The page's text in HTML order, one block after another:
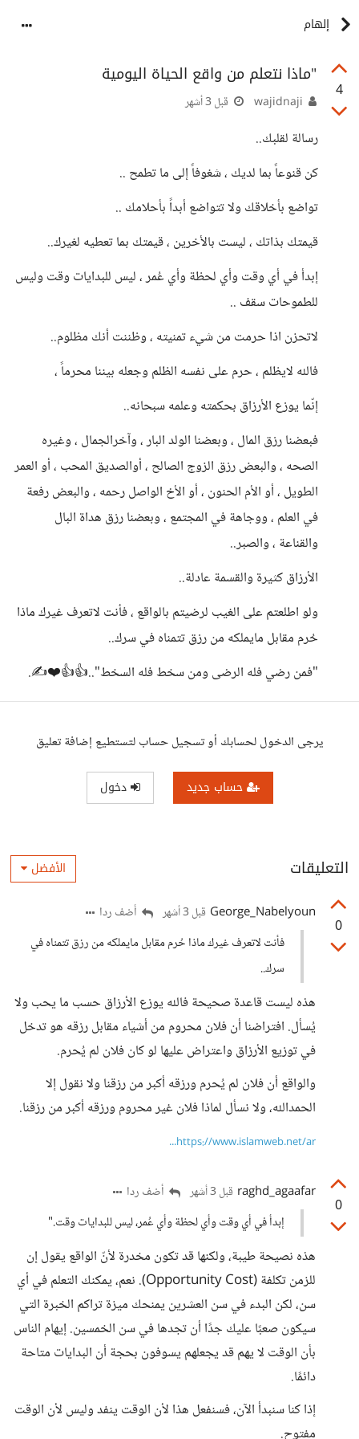
إلهام
4
"ماذا نتعلم من واقع الحياة اليومية
قبل 3 أشهر
رسالة لقلبك..
كن قنوعاً بما لديك ، شغوفاً إلى ما تطمح ..
تواضع بأخلاقك ولا تتواضع أبداً بأحلامك ..
قيمتك بذاتك ، ليست بالأخرين ، قيمتك بما تعطيه لغيرك..
إبدأ في أي وقت وأي لحظة وأي عُمر ، ليس للبدايات وقت وليس
للطموحات سقف ..
لاتحزن اذا حرمت من شيء تمنيته ، وظننت أنك مظلوم..
فالله لايظلم ، حرم على نفسه الظلم وجعله بيننا محرماً ،
إنّما يوزع الأرزاق بحكمته وعلمه سبحانه..
فبعضنا رزق المال ، وبعضنا الولد البار ، وآخرالجمال ، وغيره
الصحه ، والبعض رزق الزوج الصالح ، أوالصديق المحب ، أو العمر
الطويل ، أو الأم الحنون ، أو الأخ الواصل رحمه ، والبعض رفعة
في العلم ، ووجاهة في المجتمع ، وبعضنا رزق هداة البال
والقناعة ، والصبر..
الأرزاق كثيرة والقسمة عادلة..
ولو اطلعتم على الغيب لرضيتم بالواقع ، فأنت لاتعرف غيرك ماذا
حُرم مقابل مايملكه من رزق تتمناه في سرك..
"فمن رضي فله الرضى ومن سخط فله السخط"..👍👍❤️✍️.
يرجى الدخول لحسابك أو تسجيل حساب لتستطيع إضافة تعليق
حساب جديد دخول
التعليقات الأفضل
0
George_Nabelyoun قبل 3 أشهر
أضف ردا
فأنت لاتعرف غيرك ماذا حُرم مقابل مايملكه من رزق تتمناه في
سرك..
هذه ليست قاعدة صحيحة فالله يوزع الأرزاق حسب ما يحب ولا
يُسأل. افتراضنا أن فلان محروم من أشياء مقابل رزقه هو تدخل
في توزيع الأرزاق واعتراض عليها لو كان فلان لم يُحرم.
والواقع أن فلان لم يُحرم ورزقه أكبر من رزقنا ولا نقول إلا
الحمدالله، ولا نسأل لماذا فلان غير محروم ورزقه أكبر من رزقنا.
https://www.islamweb.net/ar...
0
raghd_agaafar قبل 3 أشهر
أضف ردا
إبدأ في أي وقت وأي لحظة وأي عُمر، ليس للبدايات وقت."
هذه نصيحة طيبة، ولكنها قد تكون مخدرة لأنّ الواقع يقول إن
للزمن تكلفة (Opportunity Cost). نعم، يمكنك التعلم في أي
سن، لكن البدء في سن العشرين يمنحك ميزة تراكم الخبرة التي
سيكون صعبًا عليك جدًا أن تجدها في سن الخمسين. إيهام الناس
بأن الوقت لا يهم قد يجعلهم يسوفون بحجة أن البدايات متاحة
دائمًا.
إذا كنا سنبدأ الآن، فسنفعل هذا لأن الوقت ينفد وليس لأن الوقت